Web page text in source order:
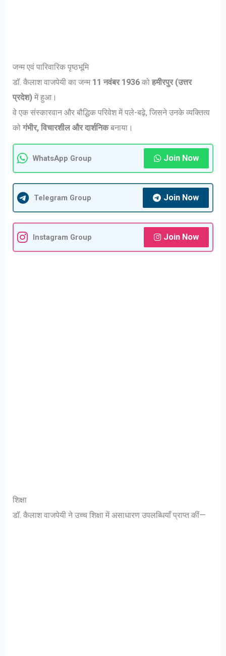
जन्म एवं पारिवारिक पृष्ठभूमि
डॉ. कैलाश वाजपेयी का जन्म 11 नवंबर 1936 कोहमीरपुर (उत्तर
प्रदेश) में हुआ।
वे एक संस्कारवान और बौद्धिक परिवेश में पले-बढ़े, जिसने उनके व्यक्तित्व
कोगंभीर, विचारशील और दार्शनिकबनाया।
WhatsApp Group Join Now
Telegram Group Join Now
Instagram Group Join Now
शिक्षा
डॉ. कैलाश वाजपेयी ने उच्च शिक्षा में असाधारण उपलब्धियाँ प्राप्त कीं—